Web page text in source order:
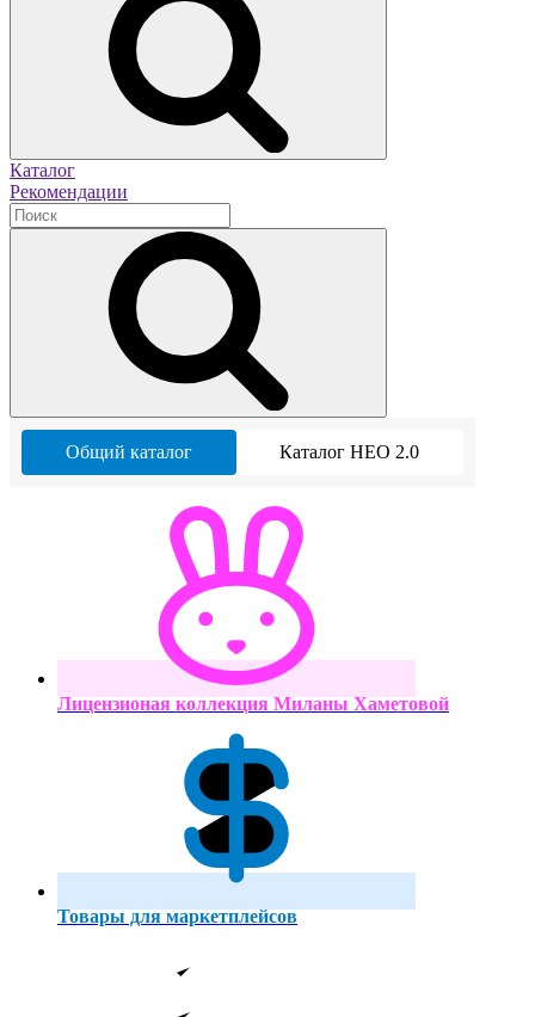
Каталог
Рекомендации
Общий каталог Каталог НЕО 2.0
Лицензионая коллекция Миланы Хаметовой
Товары для маркетплейсов